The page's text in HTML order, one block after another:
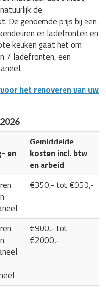
de
De genoemde prijs bij een
en ladefronten en
keuken gaat het om
7 ladefronten, een
het renoveren van uw
en
Gemiddelde
kosten incl. btw
en arbeid
€350,- tot €950,-
€900,- tot
€2000,-